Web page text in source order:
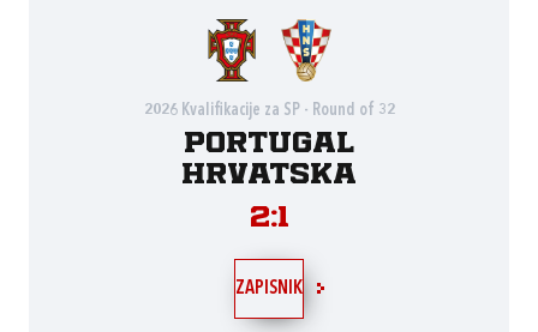
2026 Kvalifikacije za SP - Round of 32
Portugal
Hrvatska
2:1
ZAPISNIK